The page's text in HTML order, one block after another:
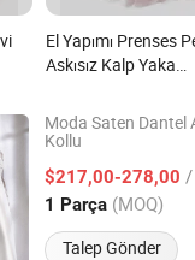
El Yapımı Prenses
Askısız Kalp Yaka
Kadınlar İçin Düğün
Elbisesi Düğün
Elbisesi nedir?
Moda Saten Dantel
Kollu
$217,00-278,00 /
1 Parça (MOQ)
Talep Gönder
Co., Ltd.
Fiyat 2022